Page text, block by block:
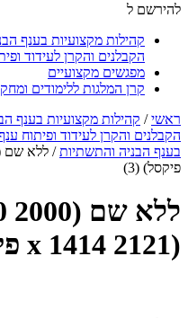
להירשם ל
קהילות מקצועיות בענף
הקבלנים והקרן לעידוד
מפגשים מקצועיים
קרן המלגות ללימודים
ראשי/ קהילות מקצועיות בענף
הקבלנים והקרן לעידוד ופיתוח
בענף הבניה והתשתיות/
פיקסל) (3)
(2121 x 1414 פיקסל) (3)